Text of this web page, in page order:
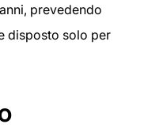
prevedendo
disposto solo per